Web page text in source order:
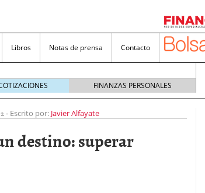
Libros Notas de prensa Contacto
FINANZAS PERSONALES
- Escrito por: Javier Alfayate
destino: superar